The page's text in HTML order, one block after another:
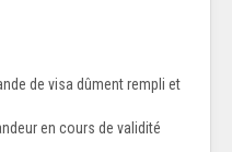
de visa dûment rempli et
en cours de validité